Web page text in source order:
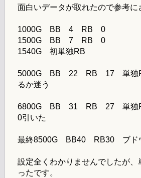
面白いデータが取れたので参考に
1000G BB 4 RB 0
1500G BB 7 RB 0
1540G 初単独RB
5000G BB 22 RB 17 単独
るか迷う
6800G BB 31 RB 27 単独
0引いた
最終8500G BB40 RB30 ブド
設定全くわかりませんでしたが
ったです。